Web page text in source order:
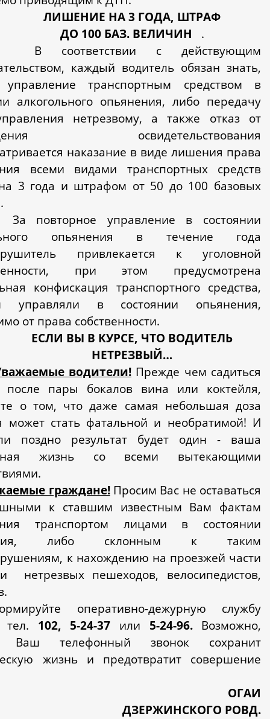
ЛИШЕНИЕ НА 3 ГОДА, ШТРАФ
ДО 100 БАЗ. ВЕЛИЧИН .
с действующим
каждый водитель обязан знать,
транспортным средством в
алкогольного опьянения, либо передачу
нетрезвому, а также отказ от
освидетельствования
наказание в виде лишения права
всеми видами транспортных средств
3 года и штрафом от 50 до 100 базовых
управление в состоянии
опьянения в течение года
привлекается к уголовной
при этом предусмотрена
конфискация транспортного средства,
управляли в состоянии опьянения,
от права собственности.
ЕСЛИ ВЫ В КУРСЕ, ЧТО ВОДИТЕЛЬ
НЕТРЕЗВЫЙ…
водители! Прежде чем садиться
после пары бокалов вина или коктейля,
о том, что даже самая небольшая доза
может стать фатальной и необратимой! И
поздно результат будет один - ваша
жизнь со всеми вытекающими
граждане! Просим Вас не оставаться
к ставшим известным Вам фактам
транспортом лицами в состоянии
либо склонным к таким
к нахождению на проезжей части
нетрезвых пешеходов, велосипедистов,
оперативно-дежурную службу
102, 5-24-37 или 5-24-96.Возможно,
Ваш телефонный звонок сохранит
жизнь и предотвратит совершение
ОГАИ
ДЗЕРЖИНСКОГО РОВД.